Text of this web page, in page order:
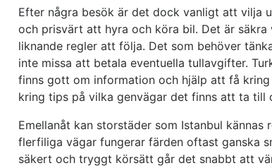
Efter några besök är det dock vanligt att vilja
och prisvärt att hyra och köra bil. Det är
liknande regler att följa. Det som behöver
inte missa att betala eventuella tullavgifter.
finns gott om information och hjälp att få
kring tips på vilka genvägar det finns att ta till
Emellanåt kan storstäder som Istanbul
flerfiliga vägar fungerar färden oftast ganska
säkert och tryggt körsätt går det snabbt att